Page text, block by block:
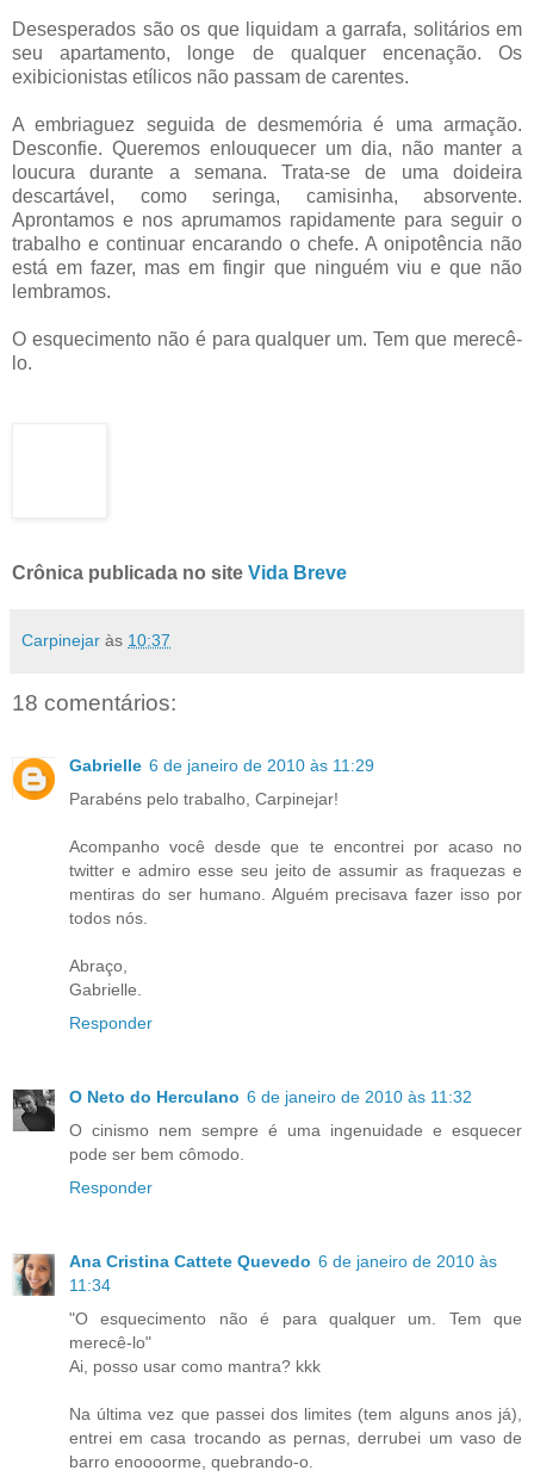
Desesperados são os que liquidam a garrafa, solitários em
seu apartamento, longe de qualquer encenação. Os
exibicionistas etílicos não passam de carentes.
A embriaguez seguida de desmemória é uma armação.
Desconfie. Queremos enlouquecer um dia, não manter a
loucura durante a semana. Trata-se de uma doideira
descartável, como seringa, camisinha, absorvente.
Aprontamos e nos aprumamos rapidamente para seguir o
trabalho e continuar encarando o chefe. A onipotência não
está em fazer, mas em fingir que ninguém viu e que não
lembramos.
O esquecimento não é para qualquer um. Tem que merecê-
lo.
Crônica publicada no site Vida Breve
Carpinejar às 10:37
18 comentários:
Gabrielle 6 de janeiro de 2010 às 11:29
Parabéns pelo trabalho, Carpinejar!
Acompanho você desde que te encontrei por acaso no
twitter e admiro esse seu jeito de assumir as fraquezas e
mentiras do ser humano. Alguém precisava fazer isso por
todos nós.
Abraço,
Gabrielle.
Responder
O Neto do Herculano 6 de janeiro de 2010 às 11:32
O cinismo nem sempre é uma ingenuidade e esquecer
pode ser bem cômodo.
Responder
Ana Cristina Cattete Quevedo 6 de janeiro de 2010 às
11:34
"O esquecimento não é para qualquer um. Tem que
merecê-lo"
Ai, posso usar como mantra? kkk
Na última vez que passei dos limites (tem alguns anos já),
entrei em casa trocando as pernas, derrubei um vaso de
barro enoooorme, quebrando-o.